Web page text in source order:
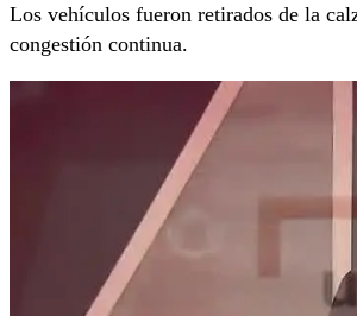
Los vehículos fueron retirados de la
congestión continua.